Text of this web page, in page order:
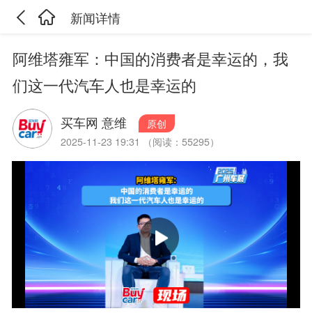
新闻详情
阿维塔雍军：中国的消费者是幸运的，我
们这一代汽车人也是幸运的
买车网 意维
原创
2025-11-23 19:31 （阅读：55295）